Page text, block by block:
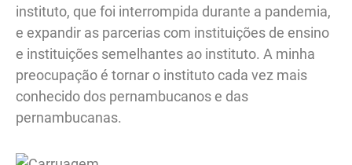
instituto, que foi interrompida durante a pandemia,
e expandir as parcerias com instituições de ensino
e instituições semelhantes ao instituto. A minha
preocupação é tornar o instituto cada vez mais
conhecido dos pernambucanos e das
pernambucanas.